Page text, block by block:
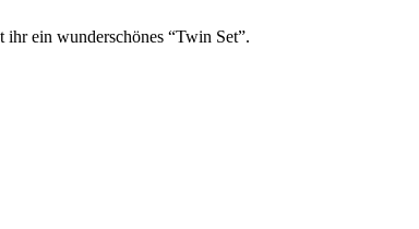
ein wunderschönes “Twin Set”.